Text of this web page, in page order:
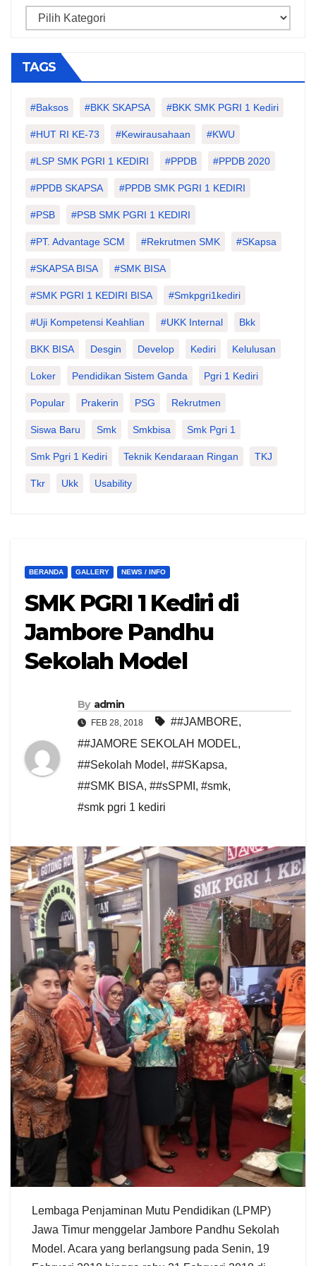
Categories
TAGS
#Baksos #BKK SKAPSA #BKK SMK PGRI 1 Kediri
#HUT RI KE-73 #kewirausahaan #KWU
#LSP SMK PGRI 1 KEDIRI #PPDB #PPDB 2020
#PPDB SKAPSA #PPDB SMK PGRI 1 KEDIRI
#PSB #PSB SMK PGRI 1 KEDIRI
#PT. Advantage SCM #Rekrutmen SMK #SKapsa
#SKAPSA BISA #SMK BISA
#SMK PGRI 1 KEDIRI BISA #smkpgri1kediri
#Uji Kompetensi Keahlian #UKK Internal Bkk
BKK BISA Desgin Develop Kediri Kelulusan
Loker Pendidikan Sistem Ganda Pgri 1 Kediri
Popular Prakerin PSG Rekrutmen
Siswa Baru Smk Smkbisa Smk Pgri 1
Smk Pgri 1 Kediri Teknik Kendaraan Ringan TKJ
Tkr Ukk Usability
BERANDA GALLERY NEWS / INFO
SMK PGRI 1 Kediri di
Jambore Pandhu
Sekolah Model
By admin
FEB 28, 2018 ##JAMBORE,
##JAMORE SEKOLAH MODEL,
##Sekolah Model , ##SKapsa,
##SMK BISA, ##sSPMI , #smk,
#smk pgri 1 kediri
Lembaga Penjaminan Mutu Pendidikan (LPMP)
Jawa Timur menggelar Jambore Pandhu Sekolah
Model. Acara yang berlangsung pada Senin, 19